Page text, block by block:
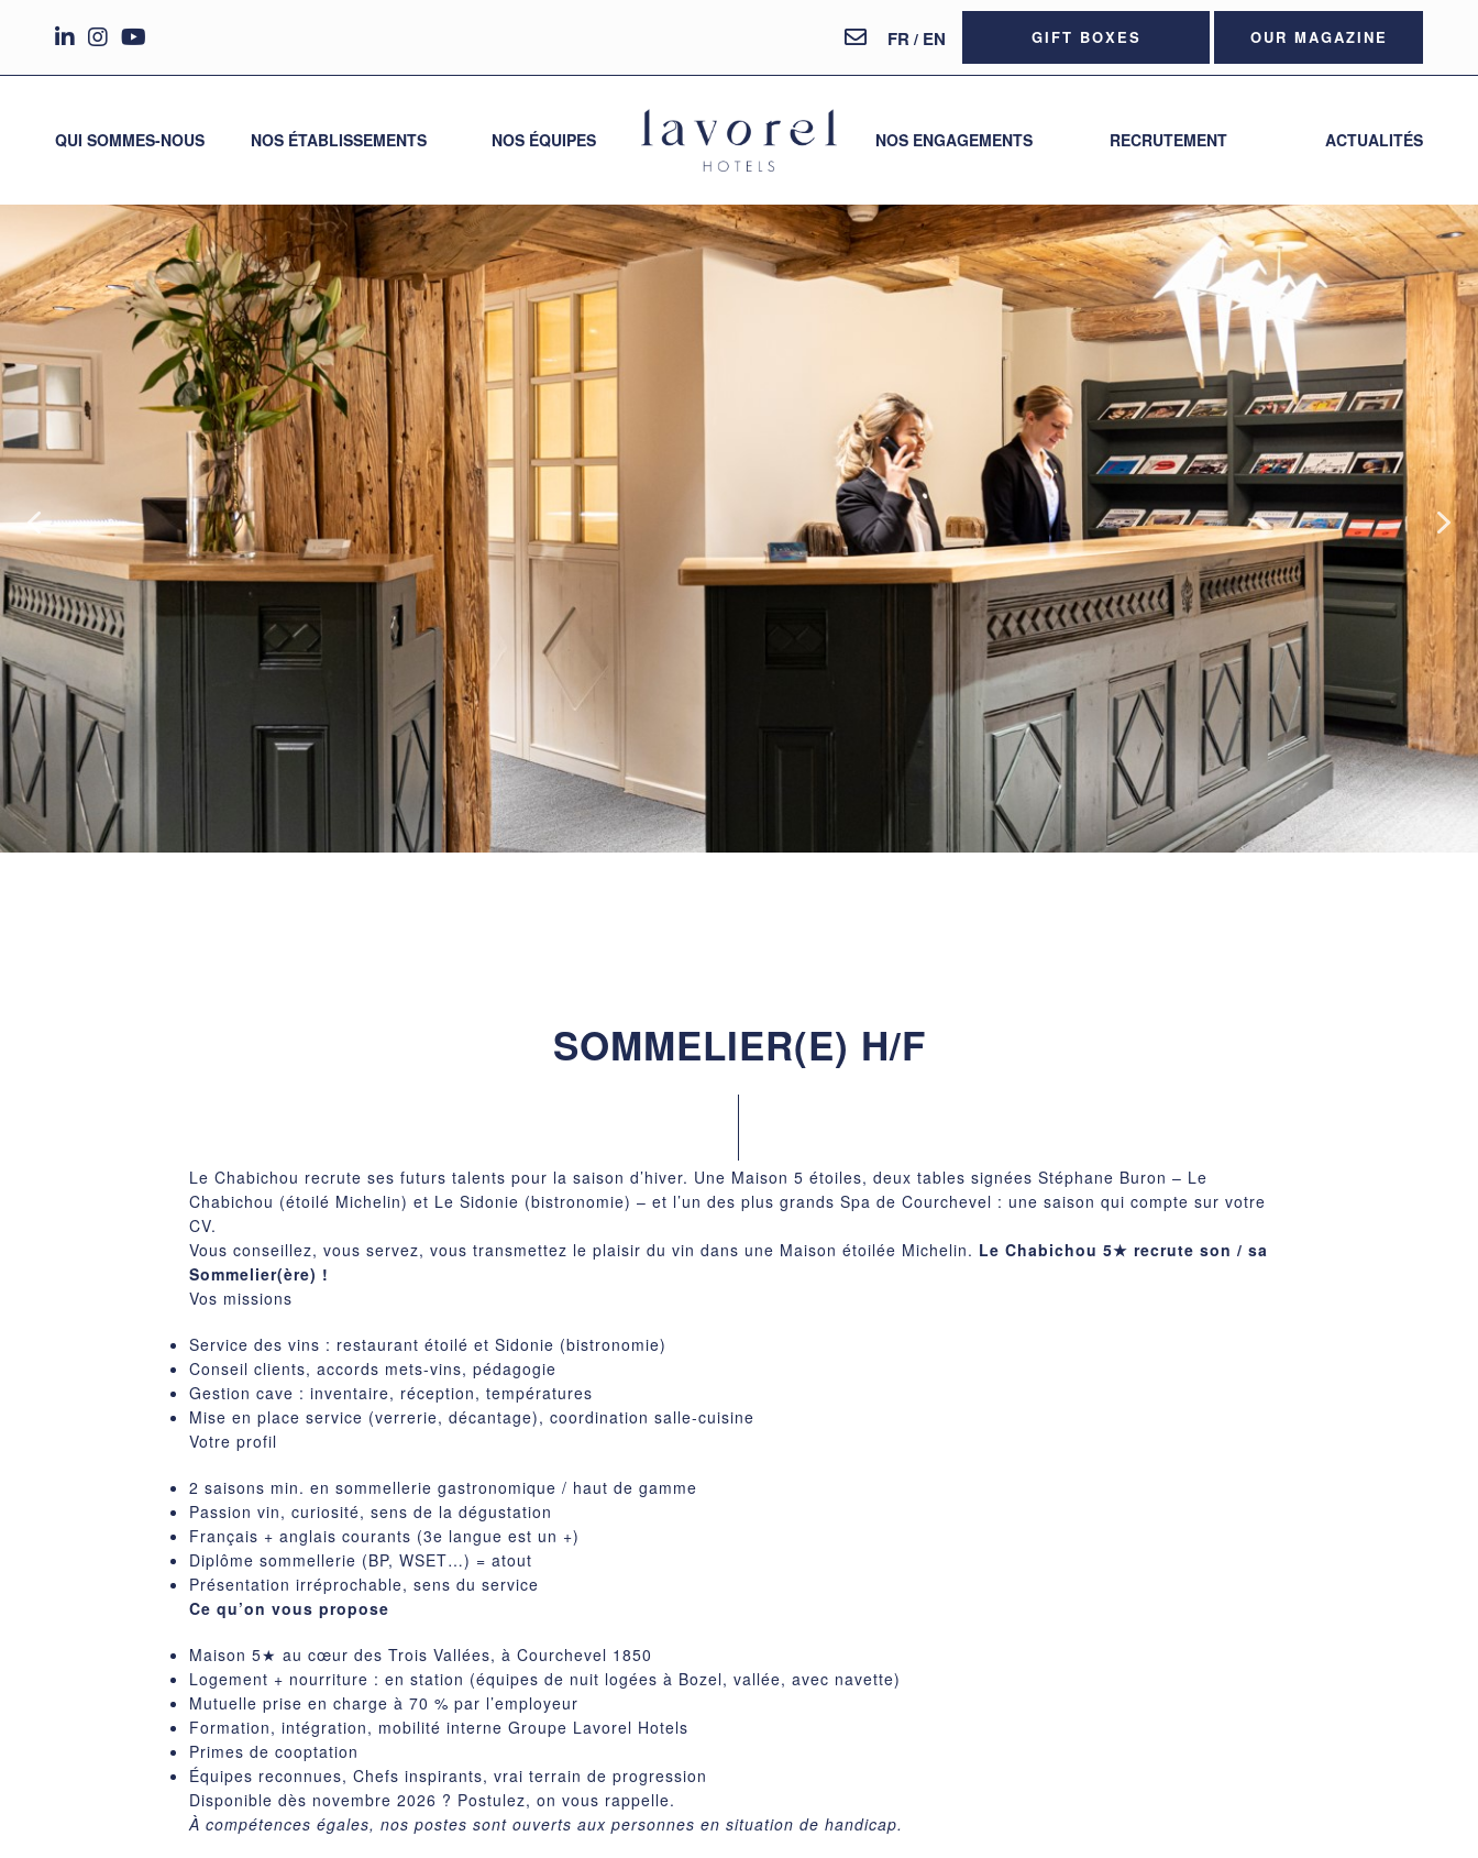
GIFT BOXES OUR MAGAZINE
FR / EN
QUI SOMMES-NOUS NOS ÉTABLISSEMENTS NOS ÉQUIPES NOS ENGAGEMENTS RECRUTEMENT ACTUALITÉS
SOMMELIER(E) H/F
Le Chabichou recrute ses futurs talents pour la saison d’hiver. Une Maison 5 étoiles, deux tables signées Stéphane Buron – Le
Chabichou (étoilé Michelin) et Le Sidonie (bistronomie) – et l’un des plus grands Spa de Courchevel : une saison qui compte sur votre
CV.
Vous conseillez, vous servez, vous transmettez le plaisir du vin dans une Maison étoilée Michelin. Le Chabichou 5★ recrute son / sa
Sommelier(ère) !
Vos missions
Service des vins : restaurant étoilé et Sidonie (bistronomie)
Conseil clients, accords mets-vins, pédagogie
Gestion cave : inventaire, réception, températures
Mise en place service (verrerie, décantage), coordination salle-cuisine
Votre profil
2 saisons min. en sommellerie gastronomique / haut de gamme
Passion vin, curiosité, sens de la dégustation
Français + anglais courants (3e langue est un +)
Diplôme sommellerie (BP, WSET…) = atout
Présentation irréprochable, sens du service
Ce qu’on vous propose
Maison 5★ au cœur des Trois Vallées, à Courchevel 1850
Logement + nourriture : en station (équipes de nuit logées à Bozel, vallée, avec navette)
Mutuelle prise en charge à 70 % par l’employeur
Formation, intégration, mobilité interne Groupe Lavorel Hotels
Primes de cooptation
Équipes reconnues, Chefs inspirants, vrai terrain de progression
Disponible dès novembre 2026 ? Postulez, on vous rappelle.
À compétences égales, nos postes sont ouverts aux personnes en situation de handicap.